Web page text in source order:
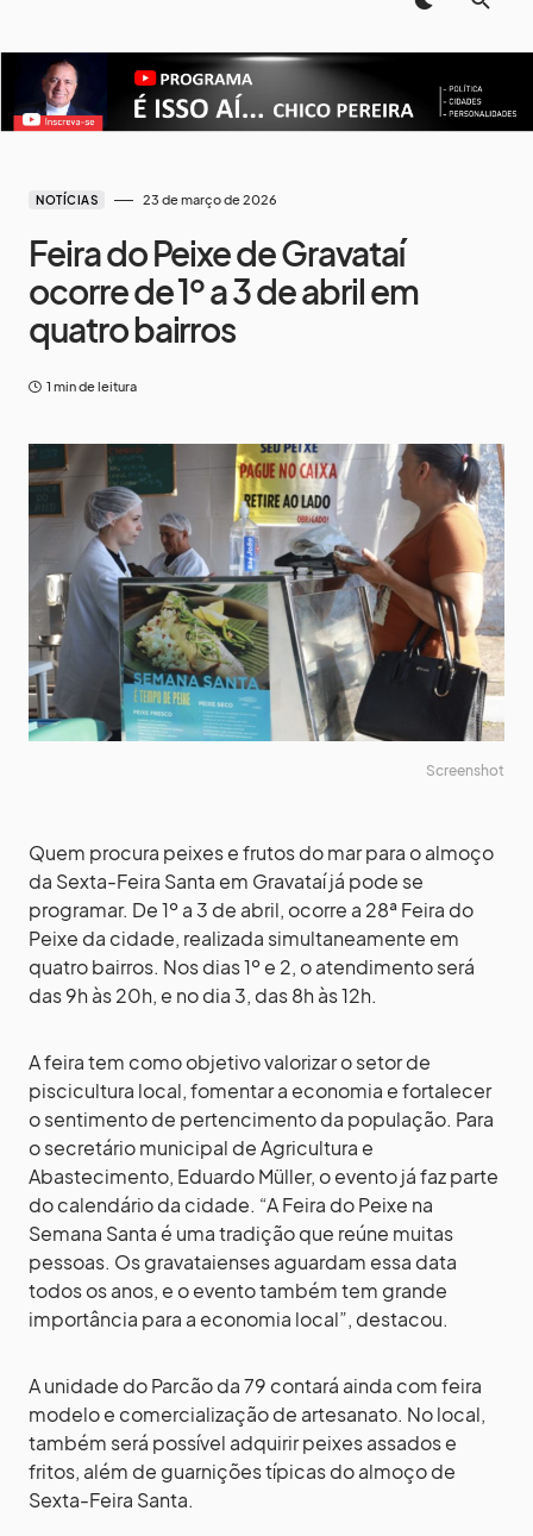
NOTÍCIAS 23 de março de 2026
Feira do Peixe de Gravataí
ocorre de 1º a 3 de abril em
quatro bairros
1 min de leitura
Screenshot
Quem procura peixes e frutos do mar para o almoço
da Sexta-Feira Santa em Gravataí já pode se
programar. De 1º a 3 de abril, ocorre a 28ª Feira do
Peixe da cidade, realizada simultaneamente em
quatro bairros. Nos dias 1º e 2, o atendimento será
das 9h às 20h, e no dia 3, das 8h às 12h.
A feira tem como objetivo valorizar o setor de
piscicultura local, fomentar a economia e fortalecer
o sentimento de pertencimento da população. Para
o secretário municipal de Agricultura e
Abastecimento, Eduardo Müller, o evento já faz parte
do calendário da cidade. “A Feira do Peixe na
Semana Santa é uma tradição que reúne muitas
pessoas. Os gravataienses aguardam essa data
todos os anos, e o evento também tem grande
importância para a economia local”, destacou.
A unidade do Parcão da 79 contará ainda com feira
modelo e comercialização de artesanato. No local,
também será possível adquirir peixes assados e
fritos, além de guarnições típicas do almoço de
Sexta-Feira Santa.